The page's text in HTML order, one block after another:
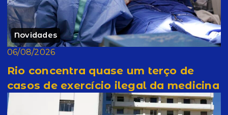
Novidades
06/08/2026
Rio concentra quase um terço de
casos de exercício ilegal da medicina